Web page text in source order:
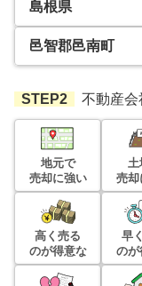
STEP2 不動産会
地元で
売却に強い
土
売却
高く売る
のが得意な
早
のが